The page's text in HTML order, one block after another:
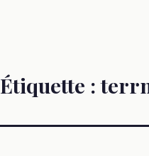
Étiquette :